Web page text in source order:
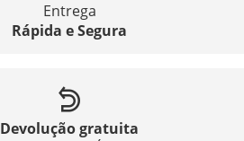
Entrega
Rápida e Segura
Devolução gratuita